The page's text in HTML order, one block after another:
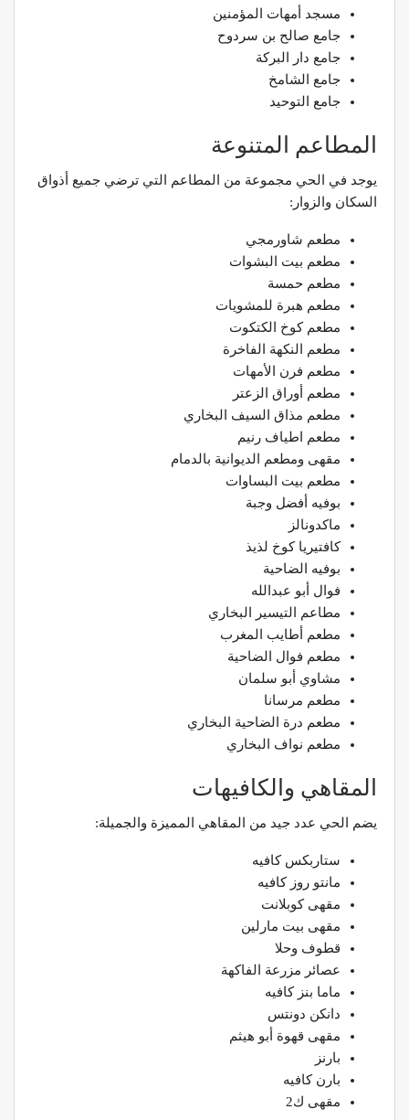
مسجد أمهات المؤمنين
جامع صالح بن سردوح
جامع دار البركة
جامع الشامخ
جامع التوحيد
المطاعم المتنوعة
يوجد في الحي مجموعة من المطاعم التي ترضي جميع أذواق
السكان والزوار:
مطعم شاورمجي
مطعم بيت البشوات
مطعم حمسة
مطعم هبرة للمشويات
مطعم كوخ الكتكوت
مطعم النكهة الفاخرة
مطعم فرن الأمهات
مطعم أوراق الزعتر
مطعم مذاق السيف البخاري
مطعم اطياف رنيم
مقهى ومطعم الديوانية بالدمام
مطعم بيت البساوات
بوفيه أفضل وجبة
ماكدونالز
كافتيريا كوخ لذيذ
بوفيه الضاحية
فوال أبو عبدالله
مطاعم التيسير البخاري
مطعم أطايب المغرب
مطعم فوال الضاحية
مشاوي أبو سلمان
مطعم مرسانا
مطعم درة الضاحية البخاري
مطعم نواف البخاري
المقاهي والكافيهات
يضم الحي عدد جيد من المقاهي المميزة والجميلة:
ستاربكس كافيه
مانتو روز كافيه
مقهى كوبلانت
مقهى بيت مارلين
قطوف وحلا
عصائر مزرعة الفاكهة
ماما بنز كافيه
دانكن دونتس
مقهى قهوة أبو هيثم
بارنز
بارن كافيه
مقهى ك2